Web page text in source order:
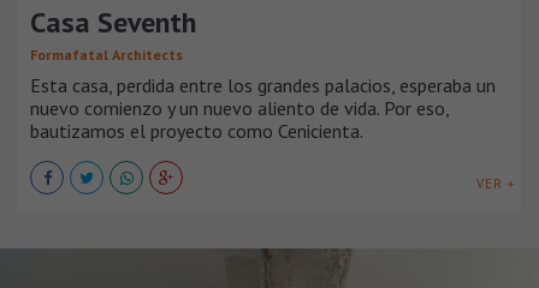
Casa Seventh
Formafatal Architects
Esta casa, perdida entre los grandes palacios, esperaba un
nuevo comienzo y un nuevo aliento de vida. Por eso,
bautizamos el proyecto como Cenicienta.
VER +